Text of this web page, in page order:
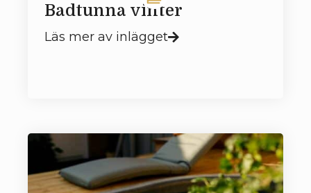
Badtunna vinter
Läs mer av inlägget